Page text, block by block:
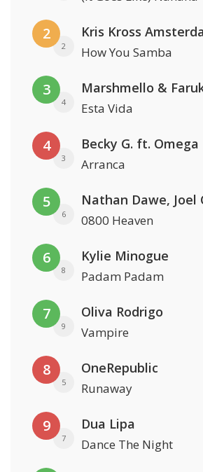
2
2 How You Samba
3
4
Marshmello &
Esta Vida
4
3
Becky G. ft. Omega
Arranca
5
6 0800 Heaven
6
8
Kylie Minogue
Padam Padam
7
9
Oliva Rodrigo
Vampire
8
5
OneRepublic
Runaway
9
7
Dua Lipa
Dance The Night